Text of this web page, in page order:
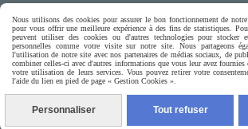
 Boutique en ligne pour
petits chiens &
Nous utilisons des cookies pour assurer le bon fonctionnement de
pour vous offrir une meilleure expérience à des fins de statistiques.
peuvent utiliser des cookies ou d'autres technologies pour stocker
personnelles comme votre visite sur notre site. Nous partageons
l'utilisation de notre site avec nos partenaires de médias sociaux, de
combiner celles-ci avec d'autres informations que vous leur avez
votre utilisation de leurs services. Vous pouvez retirer votre
l'aide du lien en pied de page « Gestion Cookies ».
Personnaliser Tout refuser